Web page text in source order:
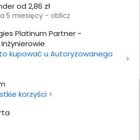
korzyści
od 2,86 zł
5 miesięcy - oblicz
Platinum Partner -
kupować u Autoryzowanego